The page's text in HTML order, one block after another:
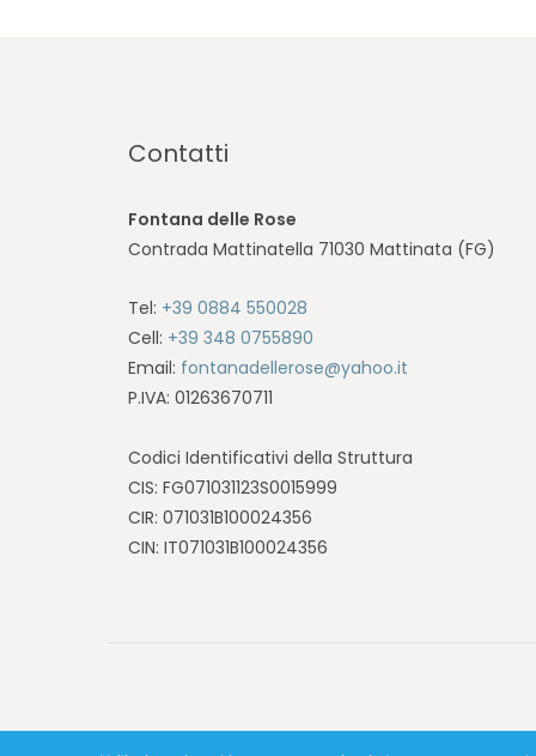
Contatti
Fontana delle Rose
Contrada Mattinatella 71030 Mattinata (FG)
Tel: +39 0884 550028
Cell: +39 348 0755890
Email: fontanadellerose@yahoo.it
P.IVA: 01263670711
Codici Identificativi della Struttura
CIS: FG071031123S0015999
CIR: 071031B100024356
CIN: IT071031B100024356
© 2026